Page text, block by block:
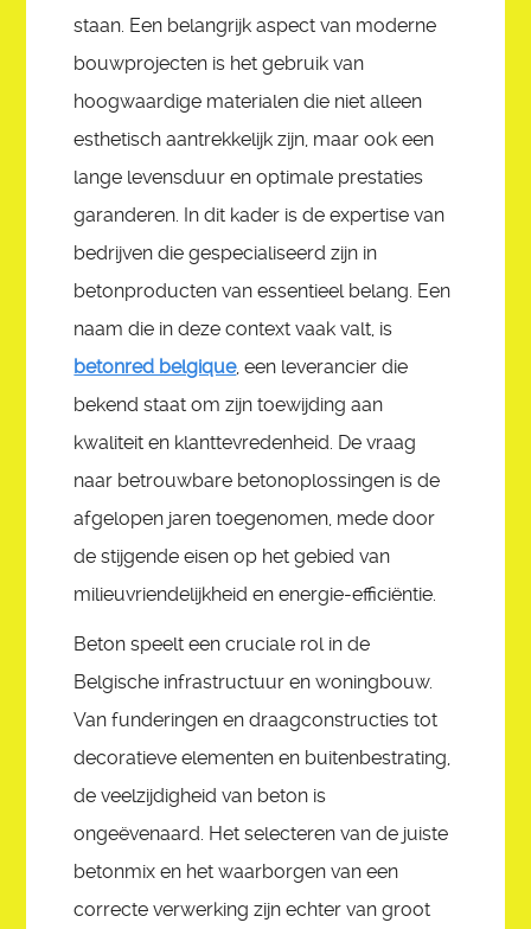
WACPTV IMAGE GALLERY
staan. Een belangrijk aspect van moderne
bouwprojecten is het gebruik van
hoogwaardige materialen die niet alleen
esthetisch aantrekkelijk zijn, maar ook een
lange levensduur en optimale prestaties
garanderen. In dit kader is de expertise van
bedrijven die gespecialiseerd zijn in
betonproducten van essentieel belang. Een
naam die in deze context vaak valt, is
betonred belgique, een leverancier die
bekend staat om zijn toewijding aan
kwaliteit en klanttevredenheid. De vraag
naar betrouwbare betonoplossingen is de
afgelopen jaren toegenomen, mede door
de stijgende eisen op het gebied van
milieuvriendelijkheid en energie-efficiëntie.
Beton speelt een cruciale rol in de
Belgische infrastructuur en woningbouw.
Van funderingen en draagconstructies tot
decoratieve elementen en buitenbestrating,
de veelzijdigheid van beton is
ongeëvenaard. Het selecteren van de juiste
betonmix en het waarborgen van een
correcte verwerking zijn echter van groot